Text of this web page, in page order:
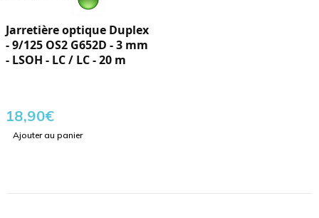
Jarretière optique Duplex
- 9/125 OS2 G652D - 3 mm
- LSOH - LC / LC - 20 m
18,90€
Ajouter au panier